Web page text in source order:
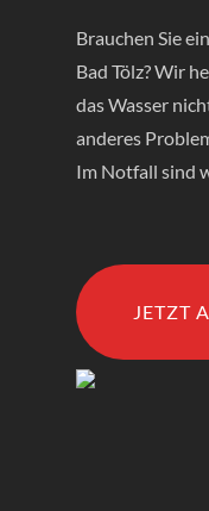
Brauchen Sie
Bad Tölz? Wir
das Wasser
anderes
Im Notfall sind
JETZT